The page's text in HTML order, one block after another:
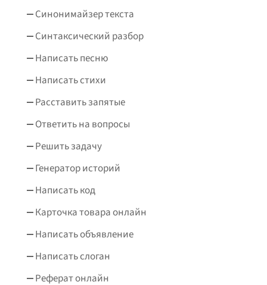
Синонимайзер текста
Синтаксический разбор
Написать песню
Написать стихи
Расставить запятые
Ответить на вопросы
Решить задачу
Генератор историй
Написать код
Карточка товара онлайн
Написать объявление
Написать слоган
Реферат онлайн